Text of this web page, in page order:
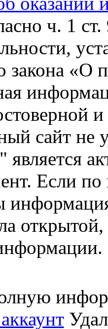
ч. 1
закона «О
сайт не
Если
открытой,